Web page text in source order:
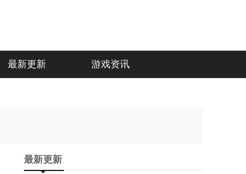
最新更新 游戏资讯
最新更新